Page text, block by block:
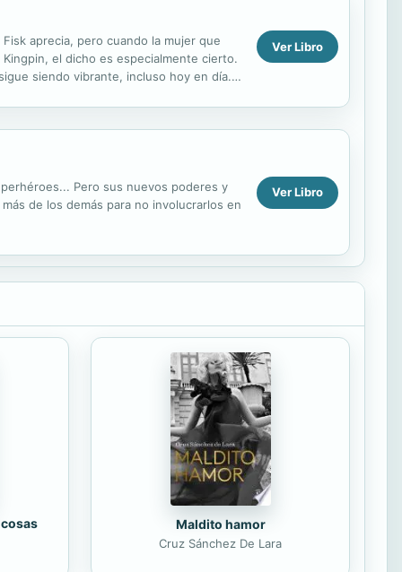
aprecia, pero cuando la mujer que
el dicho es especialmente cierto.
siendo vibrante, incluso hoy en día.
Ver Libro
Pero sus nuevos poderes y
de los demás para no involucrarlos en
Ver Libro
Maldito hamor
Cruz Sánchez De Lara